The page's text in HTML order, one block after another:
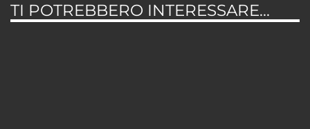
TI POTREBBERO INTERESSARE...